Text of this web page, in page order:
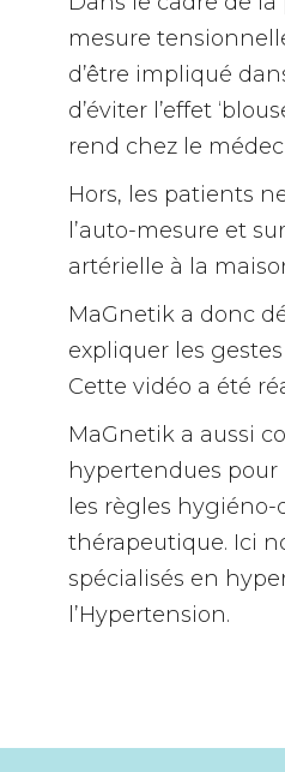
mesure
d’être impliqué
d’éviter l’effet
rend chez le
Hors, les patients
l’auto-mesure et
artérielle à la
MaGnetik a donc
expliquer les
Cette vidéo a été
MaGnetik a aussi
hypertendues
les règles
thérapeutique. Ici
spécialisés en
l’Hypertension.